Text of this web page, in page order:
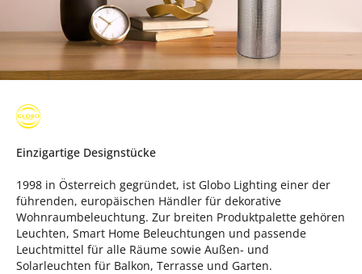
Einzigartige Designstücke
1998 in Österreich gegründet, ist Globo Lighting einer der
führenden, europäischen Händler für dekorative
Wohnraumbeleuchtung. Zur breiten Produktpalette gehören
Leuchten, Smart Home Beleuchtungen und passende
Leuchtmittel für alle Räume sowie Außen- und
Solarleuchten für Balkon, Terrasse und Garten.